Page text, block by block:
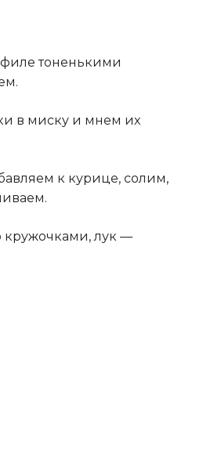
тоненькими
в миску и мнем их
к курице, солим,
лук —